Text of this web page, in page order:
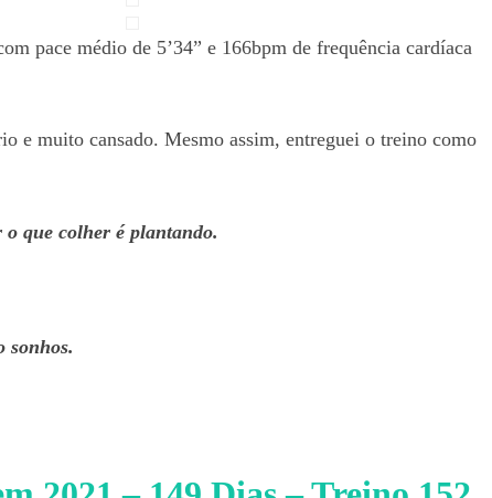
pace médio de 5’34” e 166bpm de frequência cardíaca
e muito cansado. Mesmo assim, entreguei o treino como
que colher é plantando.
sonhos.